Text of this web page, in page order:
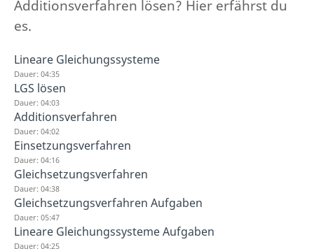
Additionsverfahren lösen? Hier erfährst du
es.
Lineare Gleichungssysteme
Dauer: 04:35
LGS lösen
Dauer: 04:03
Additionsverfahren
Dauer: 04:02
Einsetzungsverfahren
Dauer: 04:16
Gleichsetzungsverfahren
Dauer: 04:38
Gleichsetzungsverfahren Aufgaben
Dauer: 05:47
Lineare Gleichungssysteme Aufgaben
Dauer: 04:25